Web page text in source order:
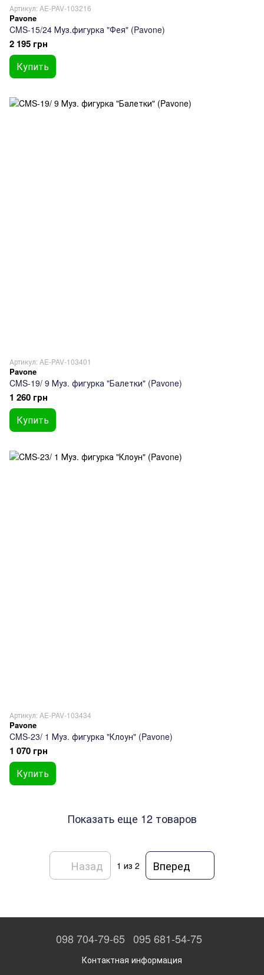
Артикул: AE-PAV-103216
Pavone
CMS-15/24 Муз.фигурка "Фея" (Pavone)
2 195 грн
Купить
Артикул: AE-PAV-103401
Pavone
CMS-19/ 9 Муз. фигурка "Балетки" (Pavone)
1 260 грн
Купить
Артикул: AE-PAV-103434
Pavone
CMS-23/ 1 Муз. фигурка "Клоун" (Pavone)
1 070 грн
Купить
Показать еще 12 товаров
Назад 1 из 2 Вперед
098 704-79-65 095 681-54-75
Контактная информация